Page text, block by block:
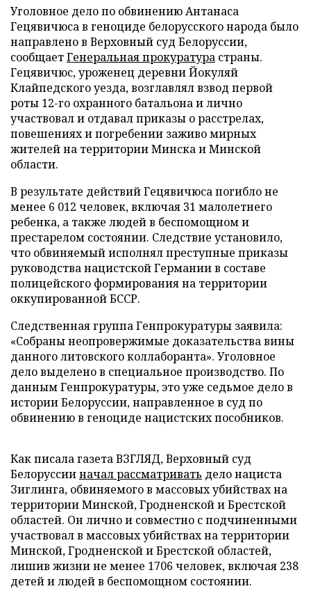
Уголовное дело по обвинению Антанаса
Гецявичюса в геноциде белорусского народа было
направлено в Верховный суд Белоруссии,
сообщаетГенеральная прокуратура страны.
Гецявичюс, уроженец деревни Йокуляй
Клайпедского уезда, возглавлял взвод первой
роты 12-го охранного батальона и лично
участвовал и отдавал приказы о расстрелах,
повешениях и погребении заживо мирных
жителей на территории Минска и Минской
области.
В результате действий Гецявичюса погибло не
менее 6 012 человек, включая 31 малолетнего
ребенка, а также людей в беспомощном и
престарелом состоянии. Следствие установило,
что обвиняемый исполнял преступные приказы
руководства нацистской Германии в составе
полицейского формирования на территории
оккупированной БССР.
Следственная группа Генпрокуратуры заявила:
«Собраны неопровержимые доказательства вины
данного литовского коллаборанта». Уголовное
дело выделено в специальное производство. По
данным Генпрокуратуры, это уже седьмое дело в
истории Белоруссии, направленное в суд по
обвинению в геноциде нацистских пособников.
Как писала газета ВЗГЛЯД, Верховный суд
Белоруссииначал рассматривать дело нациста
Зиглинга, обвиняемого в массовых убийствах на
территории Минской, Гродненской и Брестской
областей. Он лично и совместно с подчиненными
участвовал в массовых убийствах на территории
Минской, Гродненской и Брестской областей,
лишив жизни не менее 1706 человек, включая 238
детей и людей в беспомощном состоянии.